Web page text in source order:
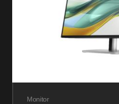
Monitor